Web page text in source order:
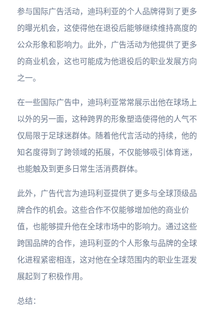
参与国际广告活动，迪玛利亚的个人品牌得到了更多
的曝光机会，这使得他在退役后能够继续维持高度的
公众形象和影响力。此外，广告活动为他提供了更多
的商业机会，这也可能成为他退役后的职业发展方向
之一。
在一些国际广告中，迪玛利亚常常展示出他在球场上
以外的另一面，这种跨界的形象塑造使得他的人气不
仅局限于足球迷群体。随着他代言活动的持续，他的
知名度得到了跨领域的拓展，不仅能够吸引体育迷，
也能触及到更多日常生活消费群体。
此外，广告代言为迪玛利亚提供了更多与全球顶级品
牌合作的机会。这些合作不仅能够增加他的商业价
值，也能够提升他在全球市场中的影响力。通过这些
跨国品牌的合作，迪玛利亚的个人形象与品牌的全球
化进程紧密相连，这对他在全球范围内的职业生涯发
展起到了积极作用。
总结：